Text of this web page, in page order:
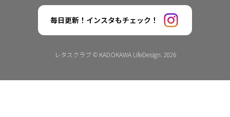
毎日更新！インスタもチェック！
レタスクラブ © KADOKAWA LifeDesign. 2026